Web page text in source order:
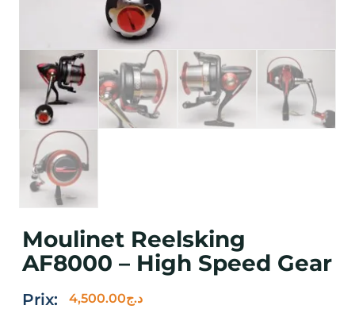
Moulinet Reelsking
AF8000 – High Speed Gear
Prix: د.ج4,500.00